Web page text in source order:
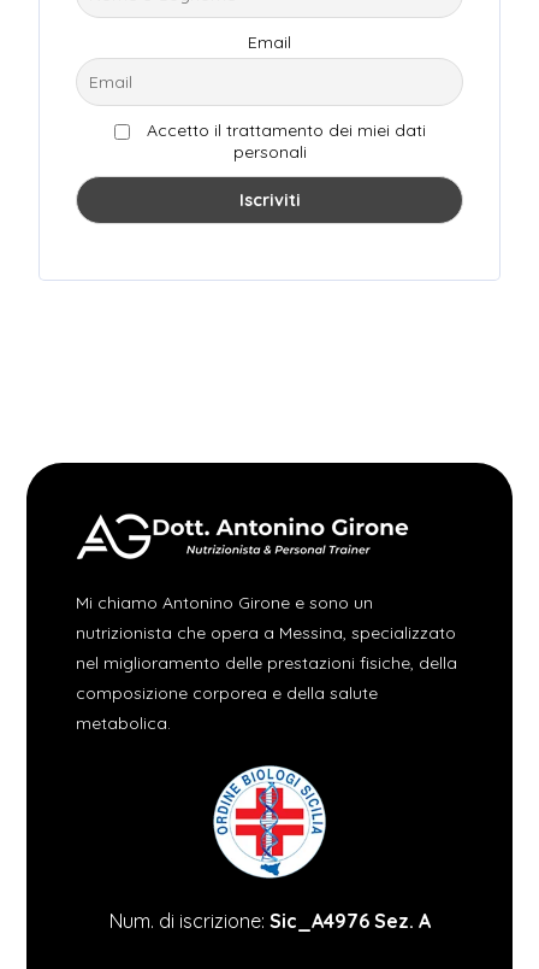
Email
Accetto il trattamento dei miei dati
personali
Mi chiamo Antonino Girone e sono un
nutrizionista che opera a Messina, specializzato
nel miglioramento delle prestazioni fisiche, della
composizione corporea e della salute
metabolica.
Num. di iscrizione: Sic_A4976 Sez. A